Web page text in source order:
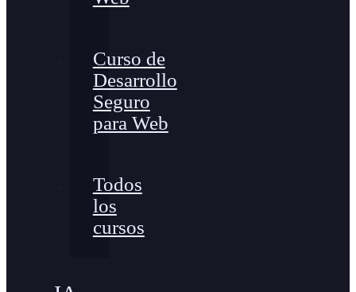
Curso de
Desarrollo
Seguro
para Web
Todos
los
cursos